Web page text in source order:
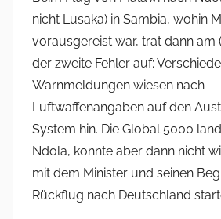
nicht Lusaka) in Sambia, wohin
vorausgereist war, trat dann am
der zweite Fehler auf:
Warnmeldungen wiesen nach
Luftwaffenangaben auf den
System hin. Die Global 5000
Ndola, konnte aber dann nicht
mit dem Minister und seinen
Rückflug nach Deutschland